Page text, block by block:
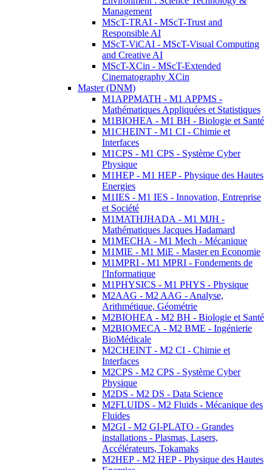
Management
MScT-TRAI - MScT-Trust and
Responsible AI
MScT-ViCAI - MScT-Visual Computing
and Creative AI
MScT-XCin - MScT-Extended
Cinematography XCin
Master (DNM)
M1APPMATH - M1 APPMS -
Mathématiques Appliquées et Statistiques
M1BIOHEA - M1 BH - Biologie et Santé
M1CHEINT - M1 CI - Chimie et
Interfaces
M1CPS - M1 CPS - Système Cyber
Physique
M1HEP - M1 HEP - Physique des Hautes
Energies
M1IES - M1 IES - Innovation, Entreprise
et Société
M1MATHJHADA - M1 MJH -
Mathématiques Jacques Hadamard
M1MECHA - M1 Mech - Mécanique
M1MIE - M1 MiE - Master en Economie
M1MPRI - M1 MPRI - Fondements de
l'Informatique
M1PHYSICS - M1 PHYS - Physique
M2AAG - M2 AAG - Analyse,
Arithmétique, Géométrie
M2BIOHEA - M2 BH - Biologie et Santé
M2BIOMECA - M2 BME - Ingénierie
BioMédicale
M2CHEINT - M2 CI - Chimie et
Interfaces
M2CPS - M2 CPS - Système Cyber
Physique
M2DS - M2 DS - Data Science
M2FLUIDS - M2 Fluids - Mécanique des
Fluides
M2GI - M2 GI-PLATO - Grandes
installations - Plasmas, Lasers,
Accélérateurs, Tokamaks
M2HEP - M2 HEP - Physique des Hautes